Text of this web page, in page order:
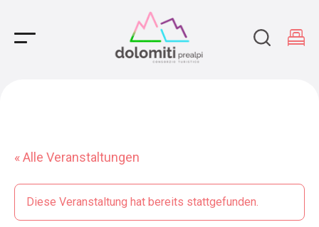
Main Navigation
« Alle Veranstaltungen
Diese Veranstaltung hat bereits stattgefunden.